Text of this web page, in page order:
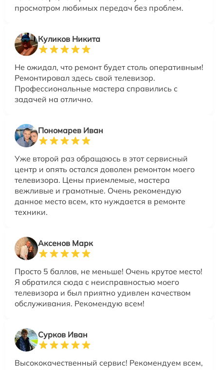
просмотром любимых передач без проблем.
Куликов Никита
Не ожидал, что ремонт будет столь оперативным!
Ремонтировал здесь свой телевизор.
Профессиональные мастера справились с
задачей на отлично.
Пономарев Иван
Уже второй раз обращаюсь в этот сервисный
центр и опять остался доволен ремонтом моего
телевизора. Цены приемлемые, мастера
вежливые и грамотные. Очень рекомендую
данное место всем, кто нуждается в ремонте
техники.
Аксенов Марк
Просто 5 баллов, не меньше! Очень крутое место!
Я обратился сюда с неисправностью моего
телевизора и был приятно удивлен качеством
обслуживания. Рекомендую всем!
Сурков Иван
Высококачественный сервис! Рекомендуем всем,